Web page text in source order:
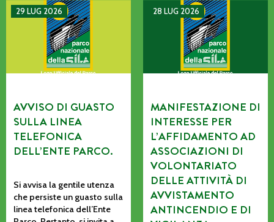
29 LUG 2026
AVVISO DI GUASTO SULLA LINEA TELEFONICA DELL’ENTE
AVVISO DI GUASTO
SULLA LINEA
TELEFONICA
DELL’ENTE PARCO.
Si avvisa la gentile utenza
che persiste un guasto sulla
linea telefonica dell’Ente
28 LUG 2026
MANIFESTAZIONE DI
MANIFESTAZIONE DI
INTERESSE PER
L’AFFIDAMENTO AD
ASSOCIAZIONI DI
VOLONTARIATO
DELLE ATTIVITÀ DI
AVVISTAMENTO
ANTINCENDIO E DI